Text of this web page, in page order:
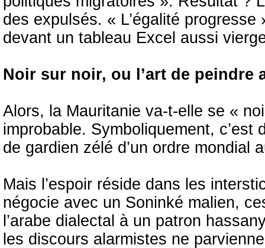
des expulsés. « L’égalité
devant un tableau Excel aussi
Noir sur noir, ou l’art de peindre
Alors, la Mauritanie va-t-elle se «
improbable. Symboliquement, c’est
de gardien zélé d’un ordre mondial
Mais l’espoir réside dans les
négocie avec un Soninké malien,
l’arabe dialectal à un patron
les discours alarmistes ne